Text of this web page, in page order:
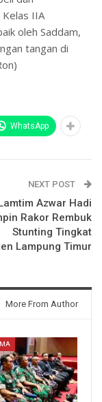
IIA
oleh Saddam,
tangan di
WhatsApp
NEXT POST
Azwar Hadi
Rakor Rembuk
Stunting Tingkat
Lampung Timur
More From Author